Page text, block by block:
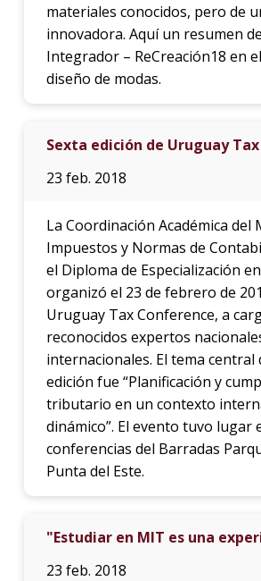
materiales conocidos, pero de
innovadora. Aquí un resumen
Integrador – ReCreación18 en
diseño de modas.
Sexta edición de Uruguay
23 feb. 2018
La Coordinación Académica del
Impuestos y Normas de
el Diploma de Especialización
organizó el 23 de febrero de
Uruguay Tax Conference, a
reconocidos expertos
internacionales. El tema central
edición fue “Planificación y
tributario en un contexto
dinámico”. El evento tuvo lugar
conferencias del Barradas
Punta del Este.
"Estudiar en MIT es una
23 feb. 2018